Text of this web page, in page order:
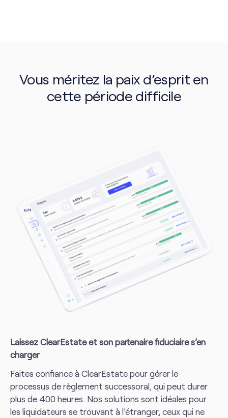
Vous méritez la paix d’esprit en
cette période difficile
Laissez ClearEstate et son partenaire fiduciaire s’en
charger
Faites confiance à ClearEstate pour gérer le
processus de règlement successoral, qui peut durer
plus de 400 heures. Nos solutions sont idéales pour
les liquidateurs se trouvant à l’étranger, ceux qui ne